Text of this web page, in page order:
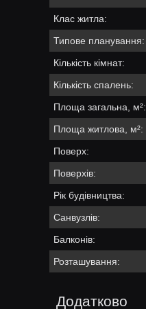
Клас житла:
Типове планування:
Кількість кімнат:
Кількість спалень:
Площа загальна, м²:
Площа житлова, м²:
Поверх:
Поверхів:
Рік будівництва:
Санвузлів:
Балконів:
Розташування:
Додатково